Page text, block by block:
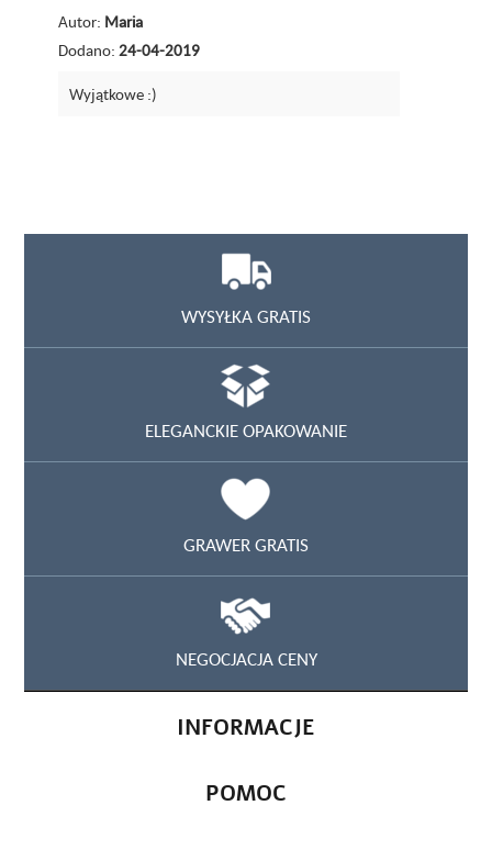
Autor: Maria
Dodano:24-04-2019
Wyjątkowe :)
WYSYŁKA GRATIS
ELEGANCKIE OPAKOWANIE
GRAWER GRATIS
NEGOCJACJA CENY
INFORMACJE
POMOC